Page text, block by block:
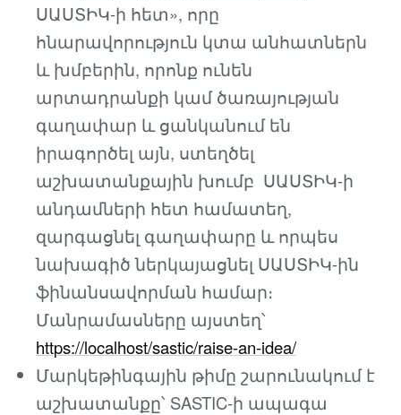
ՍԱՍՏԻԿ-ի հետ», որը
հնարավորություն կտա անհատներն
և խմբերին, որոնք ունեն
արտադրանքի կամ ծառայության
գաղափար և ցանկանում են
իրագործել այն, ստեղծել
աշխատանքային խումբ ՍԱՍՏԻԿ-ի
անդամների հետ համատեղ,
զարգացնել գաղափարը և որպես
նախագիծ ներկայացնել ՍԱՍՏԻԿ-ին
ֆինանսավորման համար։
Մանրամասները այստեղ՝
https://localhost/sastic/raise-an-idea/
Մարկեթինգային թիմը շարունակում է
աշխատանքը՝ SASTIC-ի ապագա